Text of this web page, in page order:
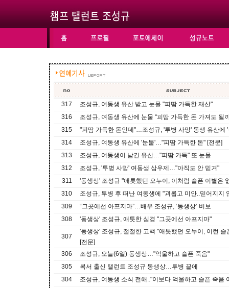
317
조성규, 여동생 유산 받고 눈물 "피땀 가득한 재산"
316
조성규, 여동생 유산에 눈물 “피땀 가득한 돈 가져도 될
315
"피땀 가득한 돈인데"…조성규, '투병 사망' 동생 유산에
314
조성규, 여동생 유산에 '눈물'…"피땀 가득한 돈" [전문]
313
조성규, 여동생이 남긴 유산…"피땀 가득" 또 눈물
312
조성규, '투병 사망' 여동생 삼우제…"아직도 안 믿겨"
311
'동생상' 조성규 "애틋했던 오누이, 이처럼 슬픈 이별은
310
조성규, 투병 후 떠난 여동생에 "괴롭고 미안..믿어지지
309
“그곳에선 아프지마”…배우 조성규, ‘동생상’ 비보
308
'동생상' 조성규, 애틋한 심경 "그곳에선 아프지마"
307
'동생상' 조성규, 절절한 고백 "애틋했던 오누이, 이런 슬
[전문]
306
조성규, 오늘(6일) 동생상…"억울하고 슬픈 죽음"
305
복서 출신 탤런트 조성규 동생상…투병 끝에
304
조성규, 여동생 소식 전해.."이보다 억울하고 슬픈 죽음